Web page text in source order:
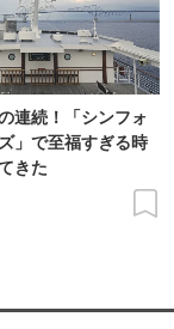
連続！「シンフォ
」で至福すぎる時
きた